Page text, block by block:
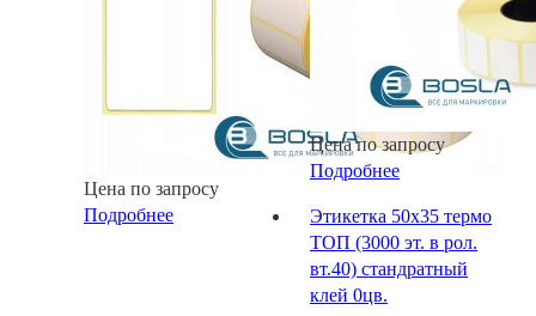
Цена по запросу
Подробнее
Цена по запросу
Подробнее
Этикетка 50х35 термо
ТОП (3000 эт. в рол.
вт.40) стандратный
клей 0цв.